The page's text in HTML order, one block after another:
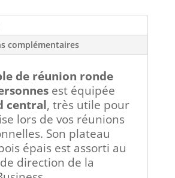
complémentaires
de réunion ronde
est équipée
central, très utile pour
lors de vos réunions
Son plateau
épais est assorti au
direction de la